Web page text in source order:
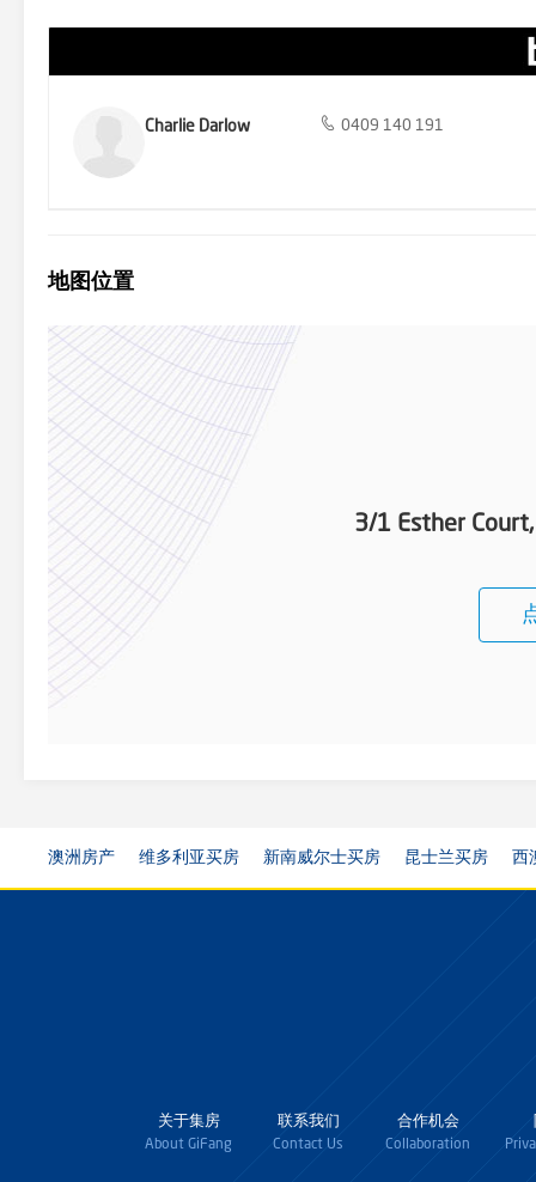
Charlie Darlow 0409 140 191
地图位置
3/1 Esther
澳洲房产 维多利亚买房 新南威尔士买房 昆士兰买房 西
关于集房
About GiFang
联系我们
Contact Us
合作机会
Collaboration